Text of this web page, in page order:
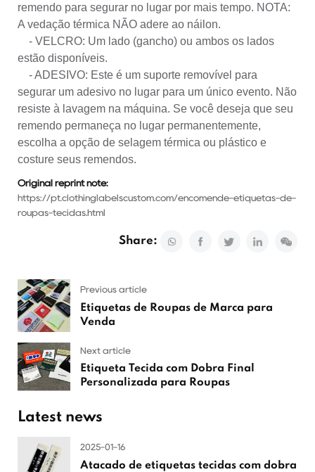
remendo para segurar no lugar por mais tempo. NOTA:
A vedação térmica NÃO adere ao náilon.
- VELCRO: Um lado (gancho) ou ambos os lados
estão disponíveis.
- ADESIVO: Este é um suporte removível para
segurar um adesivo no lugar para um único evento. Não
resiste à lavagem na máquina. Se você deseja que seu
remendo permaneça no lugar permanentemente,
escolha a opção de selagem térmica ou plástico e
costure seus remendos.
Original reprint note:
https://pt.clothinglabelscustom.com/encomende-etiquetas-de-
roupas-tecidas.html
Share:
Previous article
Etiquetas de Roupas de Marca para
Venda
Next article
Etiqueta Tecida com Dobra Final
Personalizada para Roupas
Latest news
2025-01-16
Atacado de etiquetas tecidas com dobra